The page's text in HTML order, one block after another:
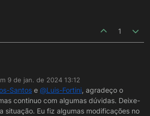
1
9 de jan. de 2024 13:12
por
Santos e @Luis-Fortini, agradeço o
continuo com algumas dúvidas. Deixe-
situação. Eu fiz algumas modificações no